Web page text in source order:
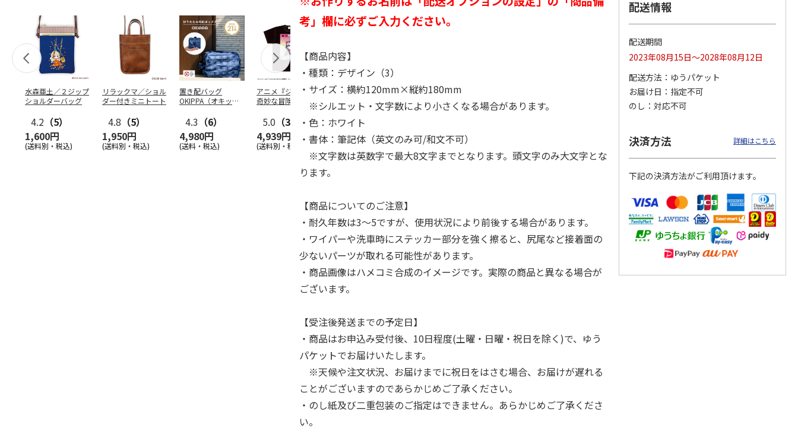
水森亜土／２ジップ
ショルダーバッグ
4.2 （5）
1,600円
(送料別・税込)
リラックマ／ショル
ダー付きミニトート
4.8 （5）
1,950円
(送料別・税込)
置き配バッグ
OKIPPA（オキッ
4.3 （6）
4,980円
(送料・税込)
アニメ『ジョジョの
奇妙な冒険 黄金の
…
5.0 （3）
4,939円
(送料別・税込)
コジコジ／ショルダ
ー付きバッグ
4.5（6）
1,760円
(送料別・税込)
POSTIES オリジナ
ルTシャツ Sサイズ
3,080円
(送料別・税込)
奇妙な冒険 黄金の
風』CITY POP …
『ジョジョの奇妙な
冒険 スターダスト
クルセイダース』
3,300円
(送料別・税込)
3,300円
(送料別・税込)
考」欄に必ずご入力ください。
【商品内容】
・種類：デザイン（3）
・サイズ：横約120mm×縦約180mm
※シルエット・文字数により小さくなる場合があります。
・色：ホワイト
・書体：筆記体（英文のみ可/和文不可）
※文字数は英数字で最大8文字までとなります。頭文字のみ大文字とな
ります。
【商品についてのご注意】
・耐久年数は3～5ですが、使用状況により前後する場合があります。
・ワイパーや洗車時にステッカー部分を強く擦ると、尻尾など接着面の
少ないパーツが取れる可能性があります。
・商品画像はハメコミ合成のイメージです。実際の商品と異なる場合が
ございます。
【受注後発送までの予定日】
・商品はお申込み受付後、10日程度(土曜・日曜・祝日を除く)で、ゆう
パケットでお届けいたします。
※天候や注文状況、お届けまでに祝日をはさむ場合、お届けが遅れる
ことがございますのであらかじめご了承ください。
・のし紙及び二重包装のご指定はできません。あらかじめご了承くださ
い。
配送情報
配送期間
2023年08月15日～2028年08月12日
配送方法
ゆうパケット
お届け日
指定不可
のし
対応不可
決済方法 詳細はこちら
下記の決済方法がご利用頂けます。